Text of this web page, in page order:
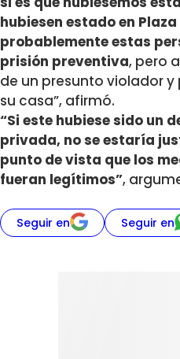
hubiesen estado en
probablemente estas
prisión preventiva, pero
de un presunto violador
su casa”, afirmó.
“Si este hubiese sido un
privada, no se estaría
punto de vista que los
fueran legítimos”,
Seguir en Seguir en